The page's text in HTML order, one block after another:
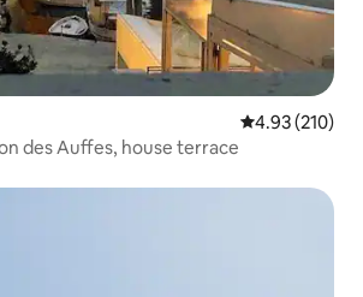
औसत रेटिंग 5 में से
4.93 (210)
des Auffes, house terrace